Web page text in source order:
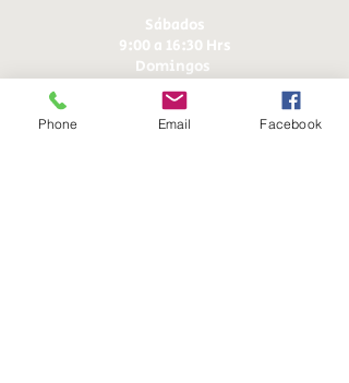
Sábados
9:00 a 16:30 Hrs
Domingos
9:00 a 14:30 Hrs
Phone Email Facebook